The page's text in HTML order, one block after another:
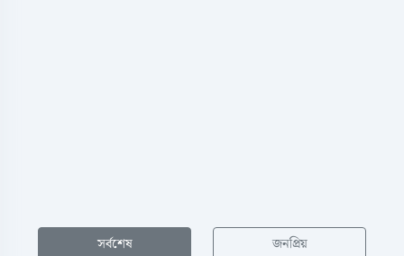
সর্বশেষ জনপ্রিয়